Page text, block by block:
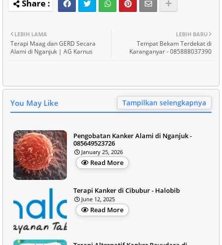
LEBIH BARU
Tempat Bekam Terdekat di
Karanganyar - 085888037390
LEBIH LAMA
Terapi Maag dan GERD Secara
Alami di Nganjuk | AG Karnus
You May Like Tampilkan selengkapnya
Pengobatan Kanker Alami di Nganjuk -
085649523726
January 25, 2026
Read More
Terapi Kanker di Cibubur - Halobib
June 12, 2025
Read More